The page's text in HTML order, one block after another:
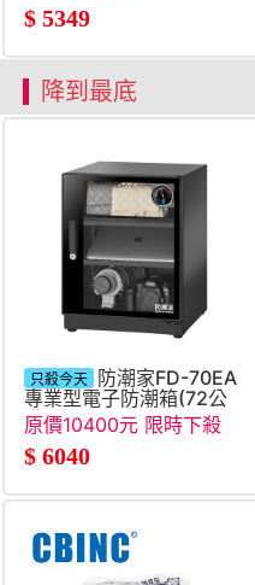
$ 5349
降到最底
只殺今天
防潮家FD-70EA
專業型電子防潮箱(72公
升)
原價10400元 限時下殺
$ 6040